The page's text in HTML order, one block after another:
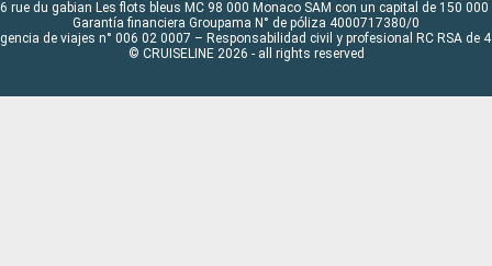
rue du gabian Les flots bleus MC 98 000 Monaco SAM con un capital de 150 000
Garantía financiera Groupama N° de póliza 4000717380/0
de viajes n° 006 02 0007 – Responsabilidad civil y profesional RC RSA de
© CRUISELINE 2026 - all rights reserved